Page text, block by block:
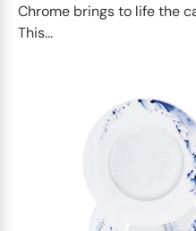
Chrome brings to life the
This...